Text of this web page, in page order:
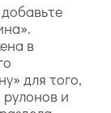
в
для того,
и